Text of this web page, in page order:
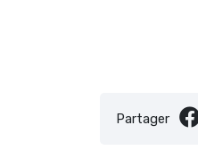
Partager